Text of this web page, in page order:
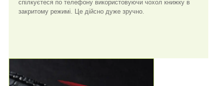
спілкуєтеся по телефону використовуючи чохол книжку в
закритому режимі. Це дійсно дуже зручно.